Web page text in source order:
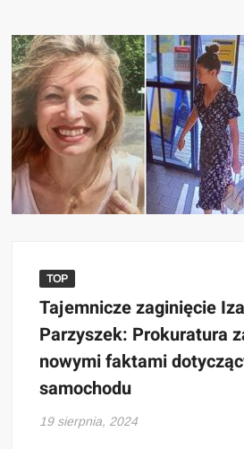
TOP
Tajemnicze zaginięcie
Parzyszek: Prokuratura
nowymi faktami
samochodu
19 sierpnia, 2024